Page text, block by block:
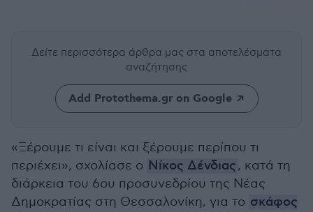
Δείτε περισσότερα άρθρα μας στα αποτελέσματα
αναζήτησης
Add Protothema.gr on Google
«Ξέρουμε τι είναι και ξέρουμε περίπου τι
περιέχει», σχολίασε ο Νίκος Δένδιας, κατά τη
διάρκεια του 6ου προσυνεδρίου της Νέας
Δημοκρατίας στη Θεσσαλονίκη, για το σκάφος